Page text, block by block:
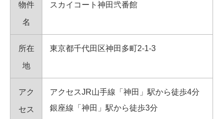
物件
名
スカイコート神田弐番館
所在
地
東京都千代田区神田多町2-1-3
アク
セス
アクセスJR山手線「神田」駅から徒歩4分
銀座線「神田」駅から徒歩3分